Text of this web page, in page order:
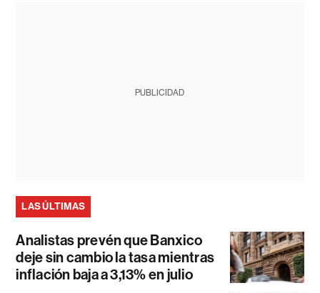
PUBLICIDAD
LAS ÚLTIMAS
Analistas prevén que Banxico
deje sin cambio la tasa mientras
inflación baja a 3,13% en julio